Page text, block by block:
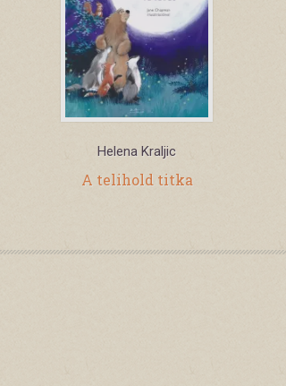
Helena Kraljic
A telihold titka